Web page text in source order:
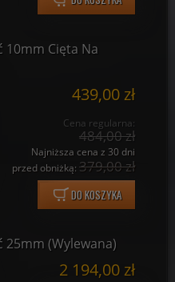
10mm Cięta Na
439,00 zł
Cena regularna:
484,00 zł
Najniższa cena z 30 dni
przed obniżką: 379,00 zł
DO KOSZYKA
25mm (Wylewana)
2 194,00 zł